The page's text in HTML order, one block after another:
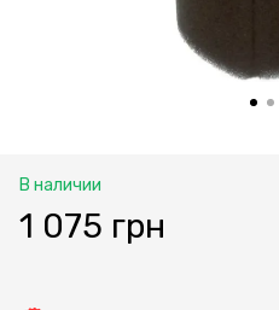
В наличии
1 075 грн